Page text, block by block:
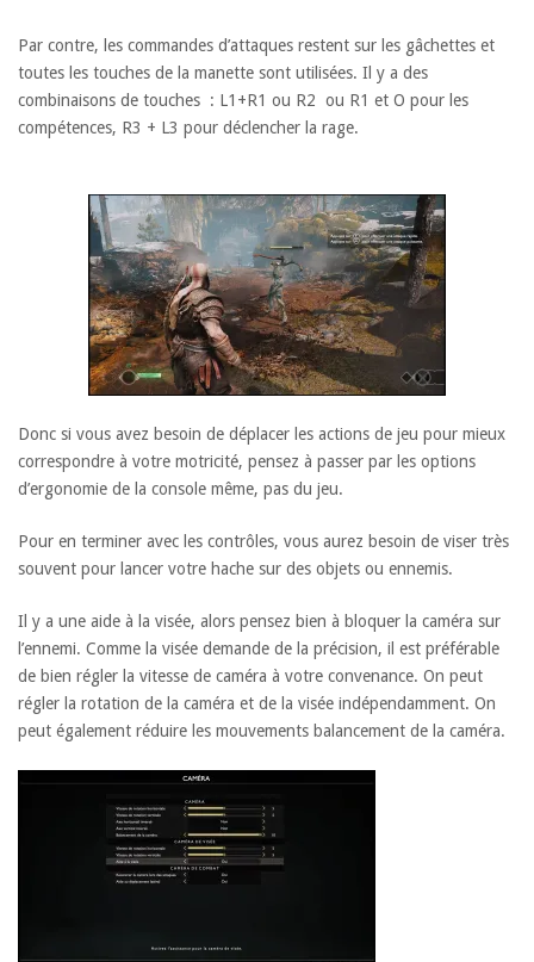
Par contre, les commandes d’attaques restent sur les gâchettes et
toutes les touches de la manette sont utilisées. Il y a des
combinaisons de touches : L1+R1 ou R2 ou R1 et O pour les
compétences, R3 + L3 pour déclencher la rage.
Donc si vous avez besoin de déplacer les actions de jeu pour mieux
correspondre à votre motricité, pensez à passer par les options
d’ergonomie de la console même, pas du jeu.
Pour en terminer avec les contrôles, vous aurez besoin de viser très
souvent pour lancer votre hache sur des objets ou ennemis.
Il y a une aide à la visée, alors pensez bien à bloquer la caméra sur
l’ennemi. Comme la visée demande de la précision, il est préférable
de bien régler la vitesse de caméra à votre convenance. On peut
régler la rotation de la caméra et de la visée indépendamment. On
peut également réduire les mouvements balancement de la caméra.